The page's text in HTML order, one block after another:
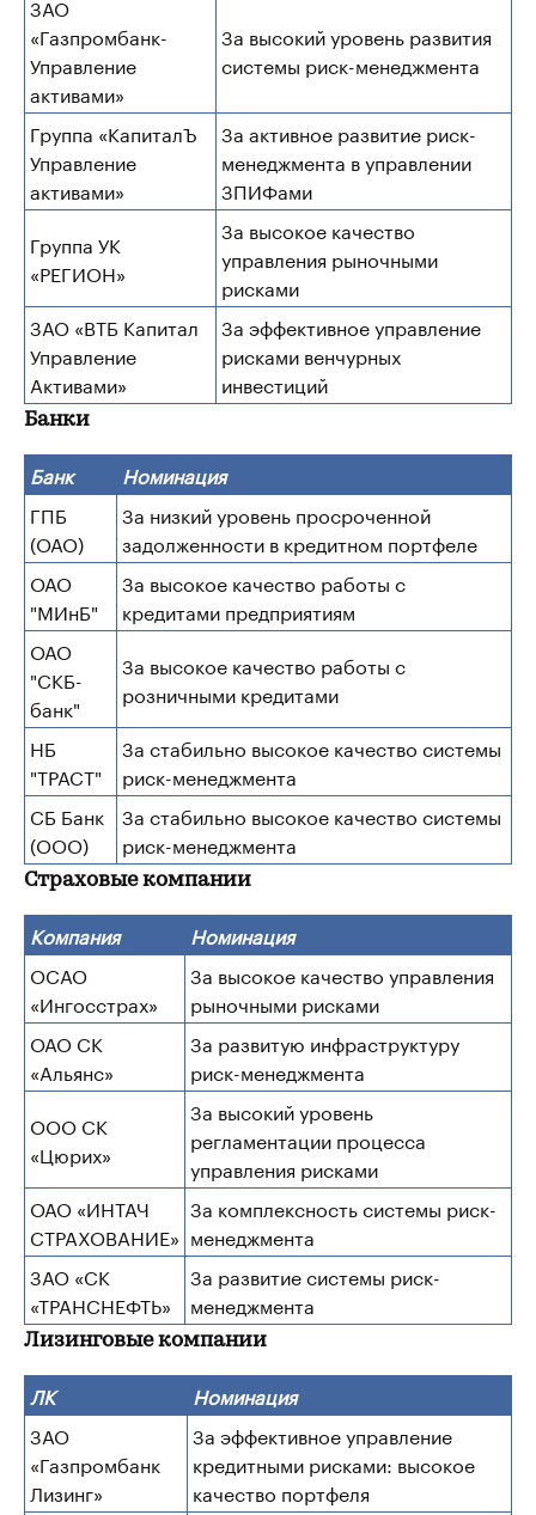
ЗАО
«Газпромбанк-
Управление
активами»
За высокий уровень развития
системы риск-менеджмента
Группа «КапиталЪ
Управление
активами»
За активное развитие риск-
менеджмента в управлении
ЗПИФами
Группа УК
«РЕГИОН»
За высокое качество
управления рыночными
рисками
ЗАО «ВТБ Капитал
Управление
Активами»
За эффективное управление
рисками венчурных
инвестиций
Банки
Банк
Номинация
ГПБ
(ОАО)
За низкий уровень просроченной
задолженности в кредитном портфеле
ОАО
"МИнБ"
За высокое качество работы с
кредитами предприятиям
ОАО
"СКБ-
банк"
За высокое качество работы с
розничными кредитами
НБ
"ТРАСТ"
За стабильно высокое качество системы
риск-менеджмента
СБ Банк
(ООО)
За стабильно высокое качество системы
риск-менеджмента
Страховые компании
Компания
Номинация
ОСАО
«Ингосстрах»
За высокое качество управления
рыночными рисками
ОАО СК
«Альянс»
За развитую инфраструктуру
риск-менеджмента
ООО СК
«Цюрих»
За высокий уровень
регламентации процесса
управления рисками
ОАО «ИНТАЧ
СТРАХОВАНИЕ»
За комплексность системы риск-
менеджмента
ЗАО «СК
«ТРАНСНЕФТЬ»
За развитие системы риск-
менеджмента
Лизинговые компании
ЛК
Номинация
ЗАО
«Газпромбанк
Лизинг»
За эффективное управление
кредитными рисками: высокое
качество портфеля